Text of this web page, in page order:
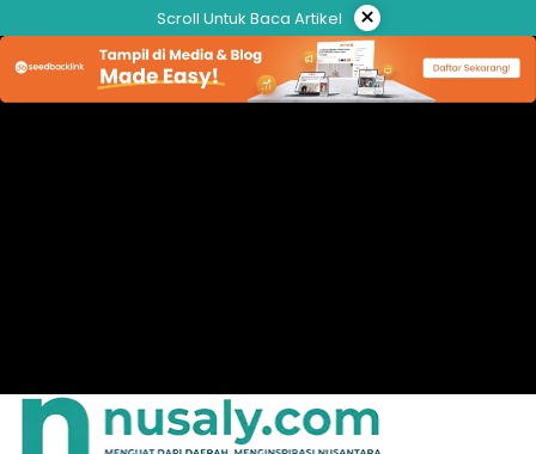
ke
konten
Scroll Untuk Baca Artikel ×